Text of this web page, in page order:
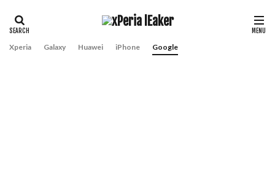
Xperia Galaxy Huawei iPhone Google